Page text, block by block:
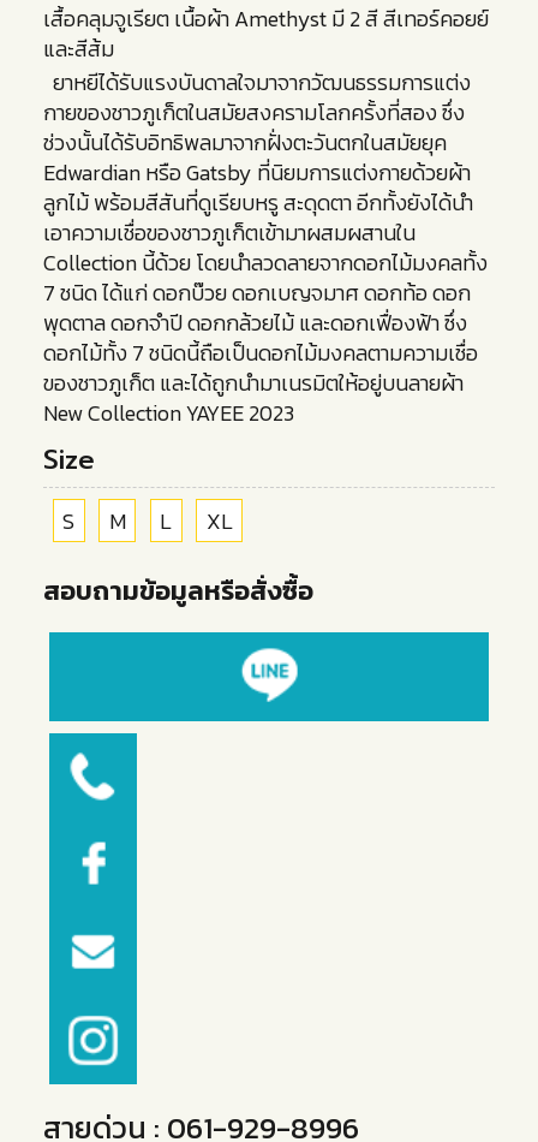
เสื้อคลุมจูเรียต เนื้อผ้า Amethyst มี 2 สี สีเทอร์คอยย์
และสีส้ม
ยาหยีได้รับแรงบันดาลใจมาจากวัฒนธรรมการแต่ง
กายของชาวภูเก็ตในสมัยสงครามโลกครั้งที่สอง ซึ่ง
ช่วงนั้นได้รับอิทธิพลมาจากฝั่งตะวันตกในสมัยยุค
Edwardian หรือ Gatsby ที่นิยมการแต่งกายด้วยผ้า
ลูกไม้ พร้อมสีสันที่ดูเรียบหรู สะดุดตา อีกทั้งยังได้นำ
เอาความเชื่อของชาวภูเก็ตเข้ามาผสมผสานใน
Collection นี้ด้วย โดยนำลวดลายจากดอกไม้มงคลทั้ง
7 ชนิด ได้แก่ ดอกบ๊วย ดอกเบญจมาศ ดอกท้อ ดอก
พุดตาล ดอกจำปี ดอกกล้วยไม้ และดอกเฟื่องฟ้า ซึ่ง
ดอกไม้ทั้ง 7 ชนิดนี้ถือเป็นดอกไม้มงคลตามความเชื่อ
ของชาวภูเก็ต และได้ถูกนำมาเนรมิตให้อยู่บนลายผ้า
New Collection YAYEE 2023
Size
S M L XL
สอบถามข้อมูลหรือสั่งซื้อ
สายด่วน : 061-929-8996